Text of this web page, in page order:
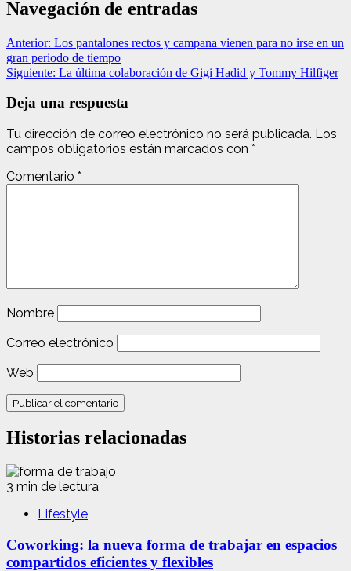
Navegación de entradas
Anterior: Los pantalones rectos y campana vienen para no irse en un
gran periodo de tiempo
Siguiente: La última colaboración de Gigi Hadid y Tommy Hilfiger
Deja una respuesta
Tu dirección de correo electrónico no será publicada. Los
campos obligatorios están marcados con *
Comentario *
Nombre
Correo electrónico
Web
Historias relacionadas
3 min de lectura
Lifestyle
Coworking: la nueva forma de trabajar en espacios
compartidos eficientes y flexibles